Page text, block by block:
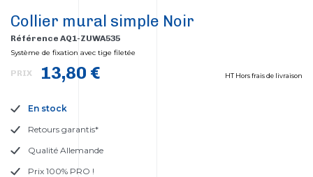
Collier mural simple Noir
Référence AQ1-ZUWA535
Système de fixation avec tige filetée
PRIX 13,80 € HT Hors frais de livraison
En stock
Retours garantis*
Qualité Allemande
Prix 100% PRO !